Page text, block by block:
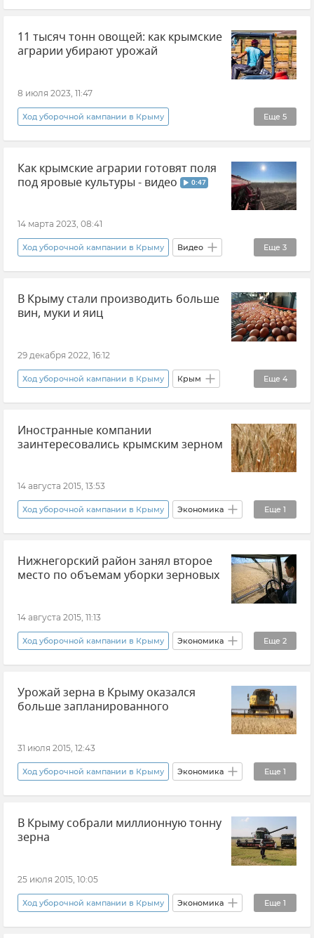
Минсельхоз Крыма Новости Крыма
Урожай в Крыму Фрукты
11 тысяч тонн овощей: как крымские
аграрии убирают урожай
8 июля 2023, 11:47
Еще 5
Ход уборочной кампании в Крыму
Сельское хозяйство Минсельхоз Крыма
Урожай в Крыму Новости Крыма
Как крымские аграрии готовят поля
под яровые культуры - видео
0:47
14 марта 2023, 08:41
Еще 3
Ход уборочной кампании в Крыму Видео
Крым Сельское хозяйство Общество
В Крыму стали производить больше
вин, муки и яиц
29 декабря 2022, 16:12
Еще 4
Ход уборочной кампании в Крыму Крым
Сергей Аксенов Сельское хозяйство
Производство Новости
Иностранные компании
заинтересовались крымским зерном
14 августа 2015, 13:53
Еще 1
Ход уборочной кампании в Крыму Экономика
Новости
Нижнегорский район занял второе
место по объемам уборки зерновых
14 августа 2015, 11:13
Еще 2
Ход уборочной кампании в Крыму Экономика
Новости Общество
Урожай зерна в Крыму оказался
больше запланированного
31 июля 2015, 12:43
Еще 1
Ход уборочной кампании в Крыму Экономика
Новости
В Крыму собрали миллионную тонну
зерна
25 июля 2015, 10:05
Еще 1
Ход уборочной кампании в Крыму Экономика
Новости